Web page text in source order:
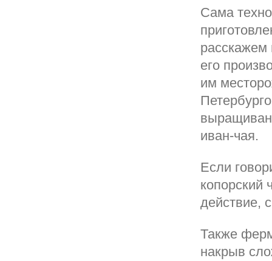
Сама
расскажем
его
им
иван-чая.
Если
копорский
действие,
Также
накрыв